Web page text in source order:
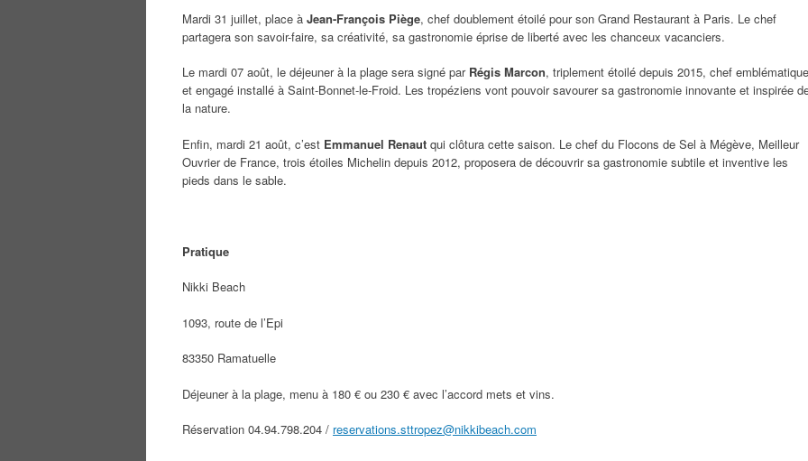
Mardi 31 juillet, place à Jean-François Piège, chef doublement étoilé pour son Grand Restaurant à Paris. Le chef
partagera son savoir-faire, sa créativité, sa gastronomie éprise de liberté avec les chanceux vacanciers.
Le mardi 07 août, le déjeuner à la plage sera signé par Régis Marcon, triplement étoilé depuis 2015, chef emblématique
et engagé installé à Saint-Bonnet-le-Froid. Les tropéziens vont pouvoir savourer sa gastronomie innovante et inspirée
la nature.
Enfin, mardi 21 août, c’est Emmanuel Renaut qui clôtura cette saison. Le chef du Flocons de Sel à Mégève, Meilleur
Ouvrier de France, trois étoiles Michelin depuis 2012, proposera de découvrir sa gastronomie subtile et inventive les
pieds dans le sable.
Pratique
Nikki Beach
1093, route de l’Epi
83350 Ramatuelle
Déjeuner à la plage, menu à 180 € ou 230 € avec l’accord mets et vins.
Réservation 04.94.798.204 / reservations.sttropez@nikkibeach.com